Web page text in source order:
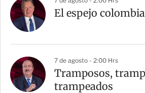
El espejo
7 de agosto - 2:00 Hrs
Tramposos,
trampeados